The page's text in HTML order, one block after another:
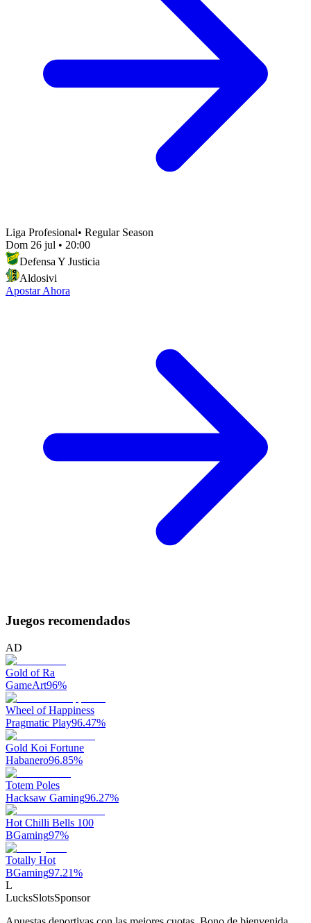
Liga Profesional• Regular Season
Dom 26 jul • 20:00
Defensa Y Justicia
Aldosivi
Apostar Ahora
Juegos recomendados
AD
Gold of Ra
GameArt96%
Wheel of Happiness
Pragmatic Play96.47%
Gold Koi Fortune
Habanero96.85%
Totem Poles
Hacksaw Gaming96.27%
Hot Chilli Bells 100
BGaming97%
Totally Hot
BGaming97.21%
L
LucksSlotsSponsor